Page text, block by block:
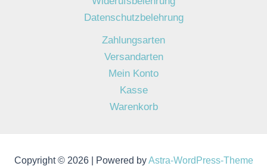
Datenschutzbelehrung
Zahlungsarten
Versandarten
Mein Konto
Kasse
Warenkorb
Copyright © 2026 | Powered byAstra-WordPress-Theme